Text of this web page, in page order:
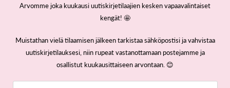
Arvomme joka kuukausi uutiskirjetilaajien kesken vapaavalintaiset
kengät! 🤩
Muistathan vielä tilaamisen jälkeen tarkistaa sähköpostisi ja vahvistaa
uutiskirjetilauksesi, niin rupeat vastanottamaan postejamme ja
osallistut kuukausittaiseen arvontaan. 😊